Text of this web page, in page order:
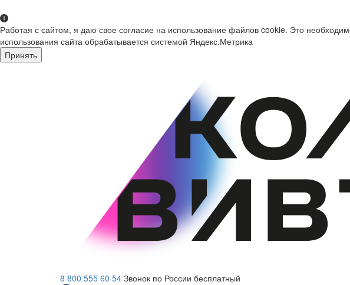
Работая с сайтом, я даю свое согласие на использование файлов cookie. Это
использования сайта обрабатывается системой Яндекс.Метрика
Принять
8 800 555 60 54 Звонок по России бесплатный